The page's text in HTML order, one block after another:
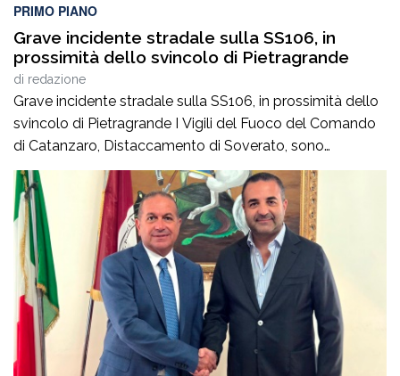
PRIMO PIANO
Grave incidente stradale sulla SS106, in
prossimità dello svincolo di Pietragrande
di redazione
Grave incidente stradale sulla SS106, in prossimità dello
svincolo di Pietragrande I Vigili del Fuoco del Comando
di Catanzaro, Distaccamento di Soverato, sono
intervenuti sulla SS106, in prossimità dello svincolo per la
località Pietragrande, per un grave incidente stradale che
ha coinvolto una Fiat Panda, un’Audi e una
motocicletta.Nel sinistro ha perso la vita il […]